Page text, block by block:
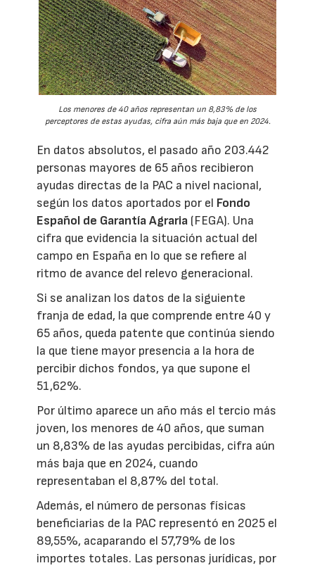
Los menores de 40 años representan un 8,83% de los
perceptores de estas ayudas, cifra aún más baja que en 2024.
En datos absolutos, el pasado año 203.442
personas mayores de 65 años recibieron
ayudas directas de la PAC a nivel nacional,
según los datos aportados por el Fondo
Español de Garantía Agraria (FEGA). Una
cifra que evidencia la situación actual del
campo en España en lo que se refiere al
ritmo de avance del relevo generacional.
Si se analizan los datos de la siguiente
franja de edad, la que comprende entre 40 y
65 años, queda patente que continúa siendo
la que tiene mayor presencia a la hora de
percibir dichos fondos, ya que supone el
51,62%.
Por último aparece un año más el tercio más
joven, los menores de 40 años, que suman
un 8,83% de las ayudas percibidas, cifra aún
más baja que en 2024, cuando
representaban el 8,87% del total.
Además, el número de personas físicas
beneficiarias de la PAC representó en 2025 el
89,55%, acaparando el 57,79% de los
importes totales. Las personas jurídicas, por